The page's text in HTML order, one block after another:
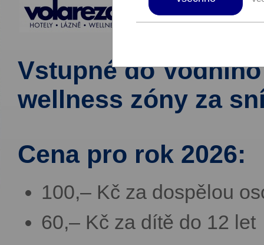
Vstupné do
wellness zóny za
Cena pro rok 2026:
100,– Kč za dospělou
60,– Kč za dítě do 12 let